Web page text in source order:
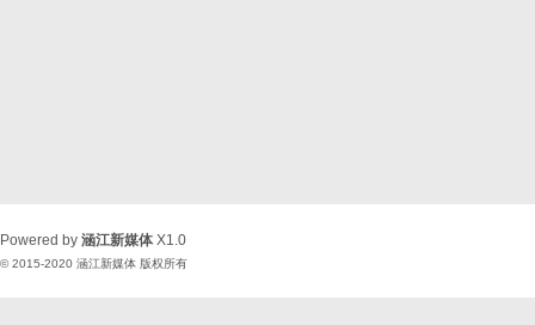
Powered by 涵江新媒体 X1.0
© 2015-2020 涵江新媒体 版权所有